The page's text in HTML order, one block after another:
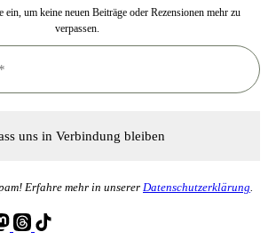
ein, um keine neuen Beiträge oder Rezensionen mehr zu
verpassen.
Erfahre mehr in unserer Datenschutzerklärung.